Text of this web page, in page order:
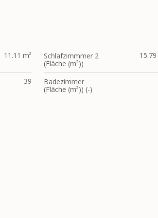
11.11 m²
Schlafzimmmer 2
(Fläche (m²))
39
Badezimmer
(Fläche (m²)) (-)